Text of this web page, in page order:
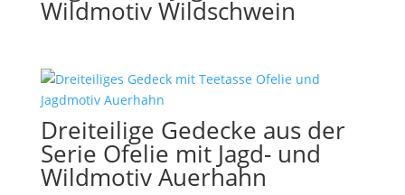
Wildmotiv Wildschwein
Dreiteilige Gedecke aus der
Serie Ofelie mit Jagd- und
Wildmotiv Auerhahn